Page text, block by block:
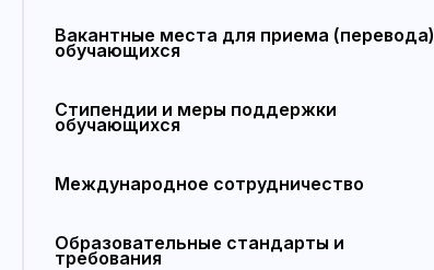
Вакантные места для приема (перевода)
обучающихся
Стипендии и меры поддержки
обучающихся
Международное сотрудничество
Образовательные стандарты и
требования